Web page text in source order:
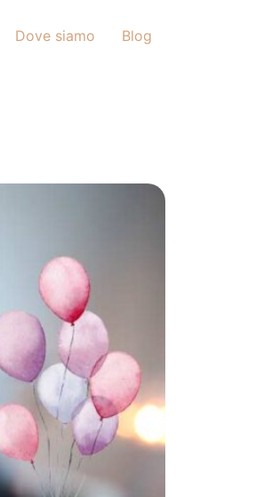
Dove siamo Blog